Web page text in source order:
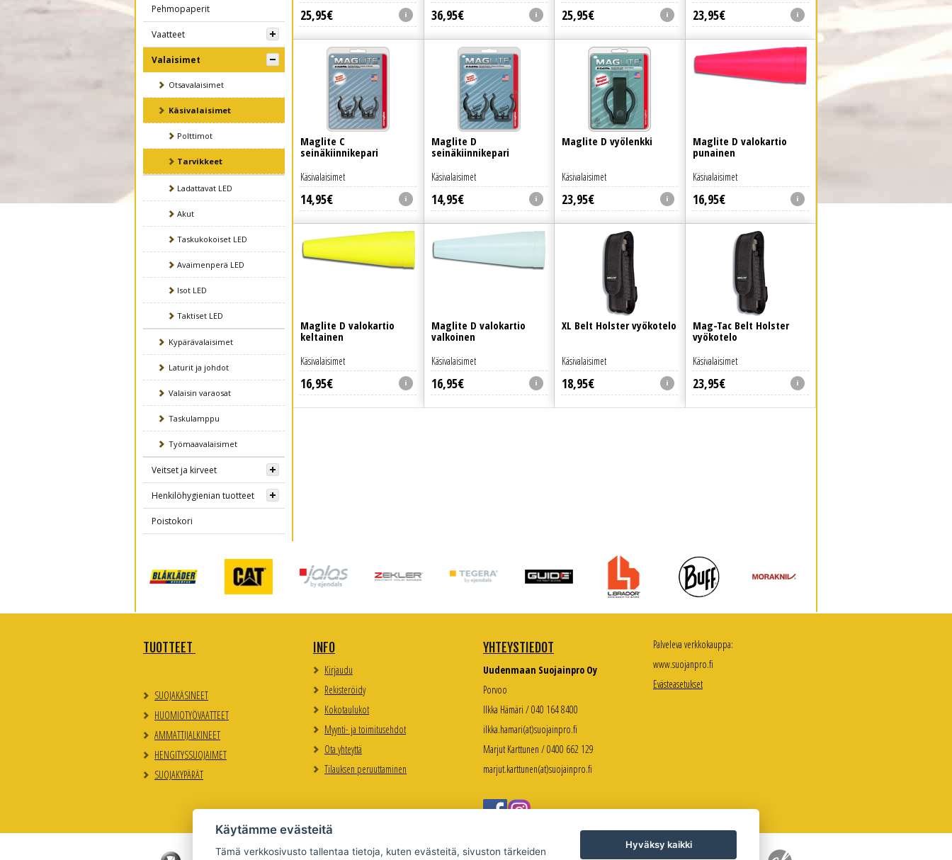
Pehmopaperit
Vaatteet
Valaisimet
Otsavalaisimet
Käsivalaisimet
Polttimot
Tarvikkeet
Ladattavat LED
Akut
Taskukokoiset LED
Avaimenperä LED
Isot LED
Taktiset LED
Kypärävalaisimet
Laturit ja johdot
Valaisin varaosat
Taskulamppu
Työmaavalaisimet
Veitset ja kirveet
Henkilöhygienian tuotteet
Poistokori
25,95€ 36,95€ 25,95€ 23,95€
Lue lisää
Maglite C
seinäkiinnikepari
14,95€
Käsivalaisimet
Maglite D
seinäkiinnikepari
14,95€
Käsivalaisimet
Maglite D vyölenkki
23,95€
Käsivalaisimet
Maglite D valokartio
punainen
16,95€
Käsivalaisimet
Maglite D valokartio
keltainen
16,95€
Käsivalaisimet
Maglite D valokartio
valkoinen
16,95€
Käsivalaisimet
XL Belt Holster vyökotelo
18,95€
Käsivalaisimet
Mag-Tac Belt Holster
vyökotelo
23,95€
Käsivalaisimet
TUOTTEET
SUOJAKÄSINEET
HUOMIOTYÖVAATTEET
AMMATTIJALKINEET
HENGITYSSUOJAIMET
SUOJAKYPÄRÄT
INFO
Kirjaudu
Rekisteröidy
Kokotaulukot
Myynti- ja toimitusehdot
Ota yhteyttä
Tilauksen peruuttaminen
YHTEYSTIEDOT
Uudenmaan Suojainpro Oy
Porvoo
Ilkka Hämäri / 040 164 8400
ilkka.hamari(at)suojainpro.fi
Marjut Karttunen / 0400 662 129
marjut.karttunen(at)suojainpro.fi
Palveleva verkkokauppa:
www.suojanpro.fi
Evästeasetukset
Käytämme evästeitä
Tämä verkkosivusto tallentaa tietoja, kuten evästeitä, sivuston tärkeiden
Hyväksy kaikki